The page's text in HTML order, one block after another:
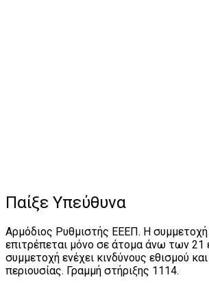
Παίξε Υπεύθυνα
Αρμόδιος Ρυθμιστής ΕΕΕΠ. Η συμμετοχή
επιτρέπεται μόνο σε άτομα άνω των 21
συμμετοχή ενέχει κινδύνους εθισμού
περιουσίας. Γραμμή στήριξης 1114.